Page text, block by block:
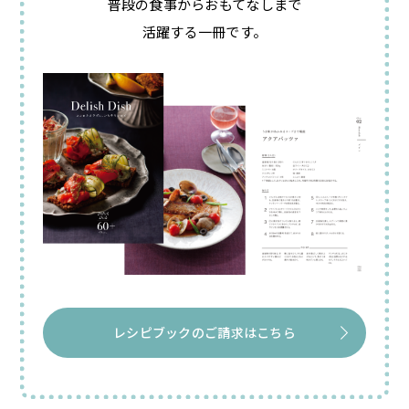
普段の食事からおもてなしまで
活躍する一冊です。
レシピブックのご請求はこちら